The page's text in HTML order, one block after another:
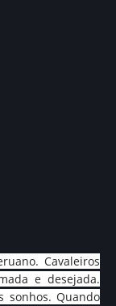
Cavaleiros
e desejada.
sonhos. Quando